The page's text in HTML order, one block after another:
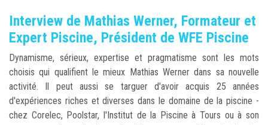
Interview de Mathias Werner, Formateur et
Expert Piscine, Président de WFE Piscine
Dynamisme, sérieux, expertise et pragmatisme sont les mots
choisis qui qualifient le mieux Mathias Werner dans sa nouvelle
activité. Il peut aussi se targuer d'avoir acquis 25 années
d'expériences riches et diverses dans le domaine de la piscine -
chez Corelec, Poolstar, l'Institut de la Piscine à Tours ou à son